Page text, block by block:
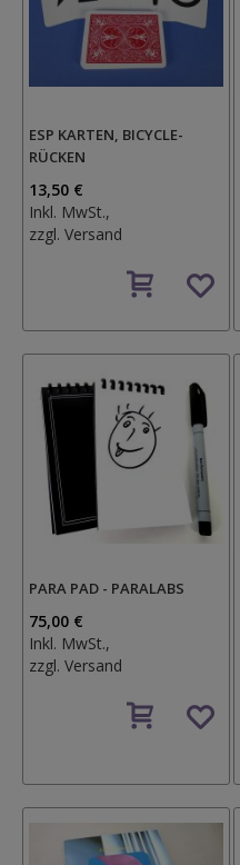
ESP KARTEN, BICYCLE-
RÜCKEN
13,50 €
Inkl. MwSt.,
zzgl. Versand
den
PARA PAD - PARALABS
75,00 €
Inkl. MwSt.,
zzgl. Versand
den